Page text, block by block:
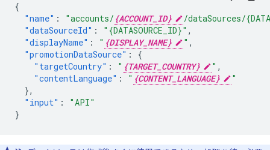
{
"name" : "accounts/ {ACCOUNT_ID}
/dataSources/
"dataSourceId" : "{DATASOURCE_ID}" ,
"displayName" : " {DISPLAY_NAME} " ,
"promotionDataSource" :
{
"targetCountry" : " {TARGET_COUNTRY} " ,
"contentLanguage" : " {CONTENT_LANGUAGE}
"
},
"input" :
"API"
}